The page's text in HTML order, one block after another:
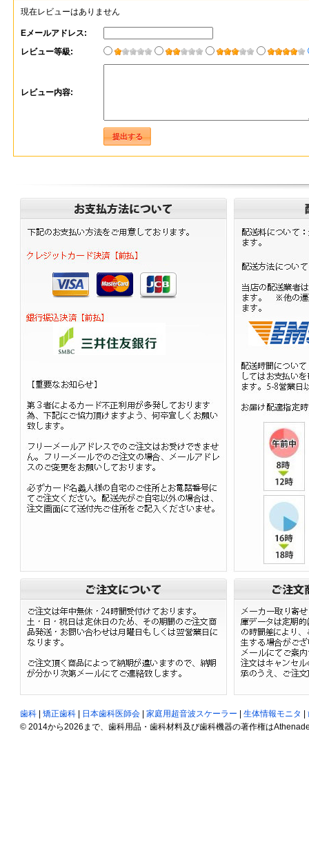
現在レビューはありません
Eメールアドレス:
レビュー等級:
レビュー内容:
歯科 矯正歯科 日本歯科医師会 家庭用超音波スケーラー 生体情報モニタ
© 2014から2026まで、歯科用品・歯科材料及び歯科機器の著作権は